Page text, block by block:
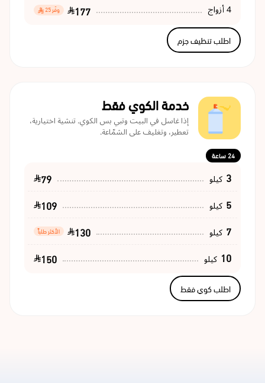
4 أزواج 177 وفّر 25
اطلب تنظيف جزم
خدمة الكوي فقط
إذا غاسل في البيت وتبي بس الكوي. تنشية اختيارية،
تعطير، وتغليف على الشمّاعة.
24 ساعة
3 كيلو
79
5 كيلو
109
7 كيلو 130 الأكثر طلباً
10 كيلو 150
اطلب كوي فقط